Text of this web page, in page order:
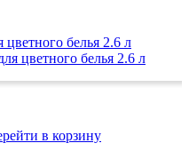
белья 2.6 л
в корзину